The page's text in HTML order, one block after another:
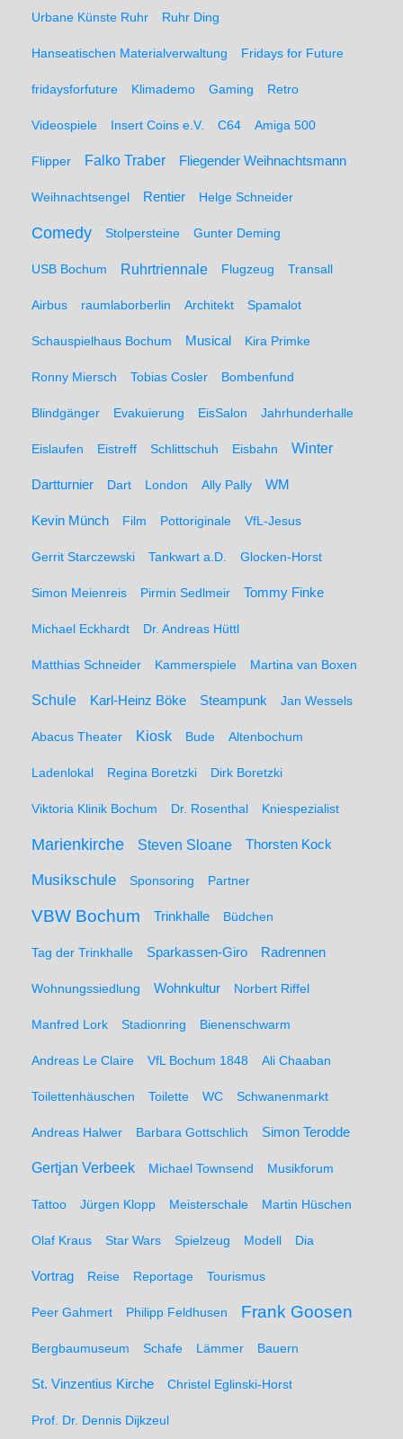
Urbane Künste Ruhr Ruhr Ding
Hanseatischen Materialverwaltung Fridays for Future
fridaysforfuture Klimademo Gaming Retro
Videospiele Insert Coins e.V. C64 Amiga 500
Flipper Falko Traber Fliegender Weihnachtsmann
Weihnachtsengel Rentier Helge Schneider
Comedy Stolpersteine Gunter Deming
USB Bochum Ruhrtriennale Flugzeug Transall
Airbus raumlaborberlin Architekt Spamalot
Schauspielhaus Bochum Musical Kira Primke
Ronny Miersch Tobias Cosler Bombenfund
Blindgänger Evakuierung EisSalon Jahrhunderhalle
Eislaufen Eistreff Schlittschuh Eisbahn Winter
Dartturnier Dart London Ally Pally WM
Kevin Münch Film Pottoriginale VfL-Jesus
Gerrit Starczewski Tankwart a.D. Glocken-Horst
Simon Meienreis Pirmin Sedlmeir Tommy Finke
Michael Eckhardt Dr. Andreas Hüttl
Matthias Schneider Kammerspiele Martina van Boxen
Schule Karl-Heinz Böke Steampunk Jan Wessels
Abacus Theater Kiosk Bude Altenbochum
Ladenlokal Regina Boretzki Dirk Boretzki
Viktoria Klinik Bochum Dr. Rosenthal Kniespezialist
Marienkirche Steven Sloane Thorsten Kock
Musikschule Sponsoring Partner
VBW Bochum Trinkhalle Büdchen
Tag der Trinkhalle Sparkassen-Giro Radrennen
Wohnungssiedlung Wohnkultur Norbert Riffel
Manfred Lork Stadionring Bienenschwarm
Andreas Le Claire VfL Bochum 1848 Ali Chaaban
Toilettenhäuschen Toilette WC Schwanenmarkt
Andreas Halwer Barbara Gottschlich Simon Terodde
Gertjan Verbeek Michael Townsend Musikforum
Tattoo Jürgen Klopp Meisterschale Martin Hüschen
Olaf Kraus Star Wars Spielzeug Modell Dia
Vortrag Reise Reportage Tourismus
Peer Gahmert Philipp Feldhusen Frank Goosen
Bergbaumuseum Schafe Lämmer Bauern
St. Vinzentius Kirche Christel Eglinski-Horst
Prof. Dr. Dennis Dijkzeul